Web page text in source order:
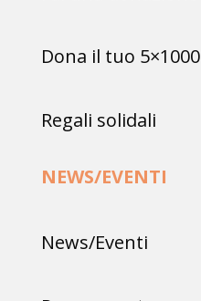
Dona il tuo 5×1000
Regali solidali
NEWS/EVENTI
News/Eventi